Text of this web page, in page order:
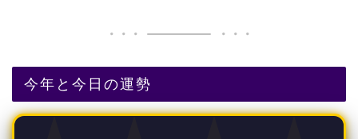
今年と今日の運勢